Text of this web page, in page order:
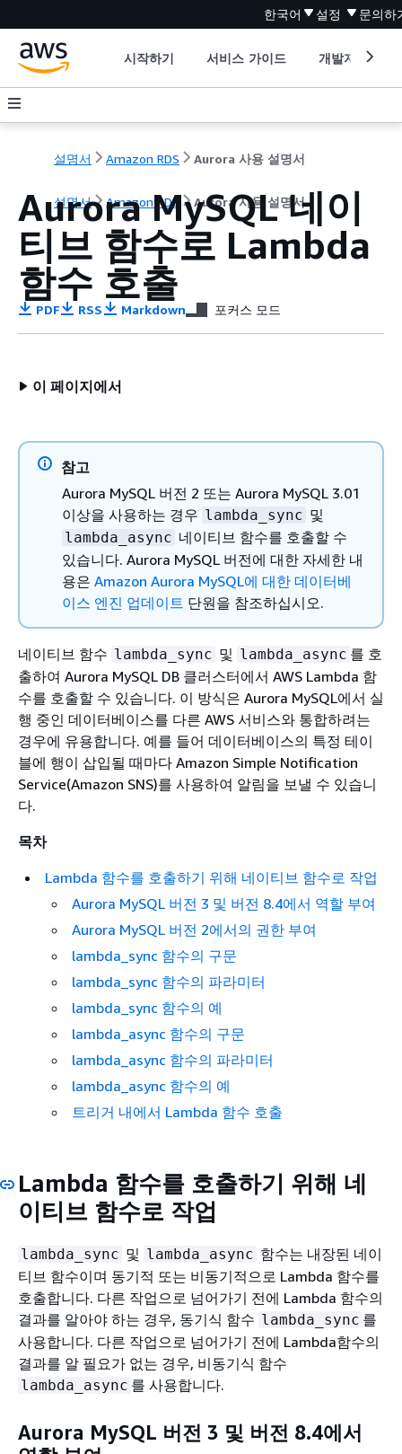
한국어 설정 문의하
시작하기 서비스 가이드 개발자 도구
설명서 Amazon RDS Aurora 사용 설명서
설명서 Amazon RDS Aurora 사용 설명서
Aurora MySQL 네이
티브 함수로 Lambda
함수 호출
PDF RSS Markdown 포커스 모드
이 페이지에서
참고
Aurora MySQL 버전 2 또는 Aurora MySQL 3.01
이상을 사용하는 경우 lambda_sync 및
lambda_async 네이티브 함수를 호출할 수
있습니다. Aurora MySQL 버전에 대한 자세한 내
용은 Amazon Aurora MySQL에 대한 데이터베
이스 엔진 업데이트 단원을 참조하십시오.
네이티브 함수 lambda_sync 및 lambda_async 를 호
출하여 Aurora MySQL DB 클러스터에서 AWS Lambda 함
수를 호출할 수 있습니다. 이 방식은 Aurora MySQL에서 실
행 중인 데이터베이스를 다른 AWS 서비스와 통합하려는
경우에 유용합니다. 예를 들어 데이터베이스의 특정 테이
블에 행이 삽입될 때마다 Amazon Simple Notification
Service(Amazon SNS)를 사용하여 알림을 보낼 수 있습니
다.
목차
Lambda 함수를 호출하기 위해 네이티브 함수로 작업
Aurora MySQL 버전 3 및 버전 8.4에서 역할 부여
Aurora MySQL 버전 2에서의 권한 부여
lambda_sync 함수의 구문
lambda_sync 함수의 파라미터
lambda_sync 함수의 예
lambda_async 함수의 구문
lambda_async 함수의 파라미터
lambda_async 함수의 예
트리거 내에서 Lambda 함수 호출
Lambda 함수를 호출하기 위해 네
이티브 함수로 작업
lambda_sync 및 lambda_async 함수는 내장된 네이
티브 함수이며 동기적 또는 비동기적으로 Lambda 함수를
호출합니다. 다른 작업으로 넘어가기 전에 Lambda 함수의
결과를 알아야 하는 경우, 동기식 함수 lambda_sync 를
사용합니다. 다른 작업으로 넘어가기 전에 Lambda함수의
결과를 알 필요가 없는 경우, 비동기식 함수
lambda_async 를 사용합니다.
Aurora MySQL 버전 3 및 버전 8.4에서